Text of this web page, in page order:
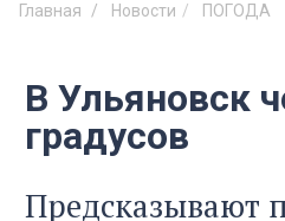
Главная Новости ПОГОДА
В Ульяновск
градусов
Предсказывают